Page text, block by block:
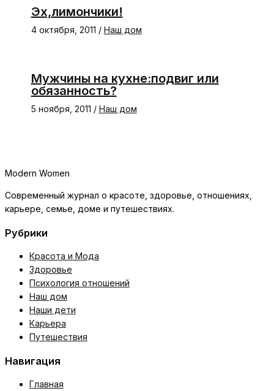
Эх,лимончики!
4 октября, 2011 / Наш дом
Мужчины на кухне:подвиг или
обязанность?
5 ноября, 2011 / Наш дом
Modern Women
Современный журнал о красоте, здоровье, отношениях,
карьере, семье, доме и путешествиях.
Рубрики
Красота и Мода
Здоровье
Психология отношений
Наш дом
Наши дети
Карьера
Путешествия
Навигация
Главная